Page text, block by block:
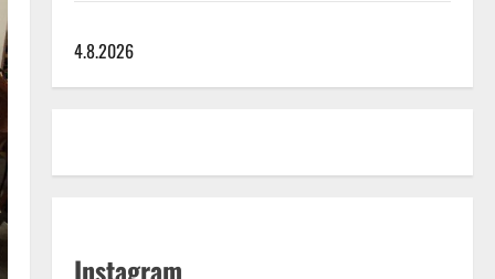
4.8.2026
Instagram